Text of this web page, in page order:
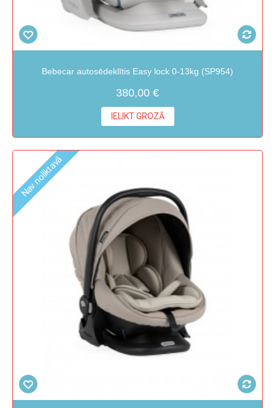
Bebecar autosēdeklītis Easy lock 0-13kg (SP954)
380,00 €
IELIKT GROZĀ
Nav noliktavā